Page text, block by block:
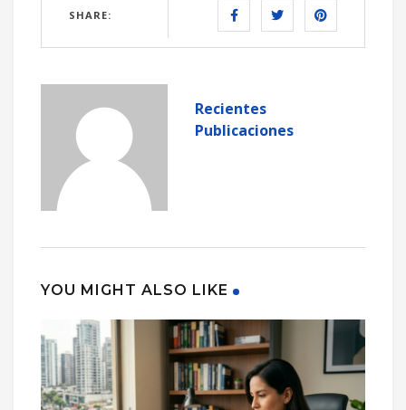
SHARE:
Recientes
Publicaciones
YOU MIGHT ALSO LIKE